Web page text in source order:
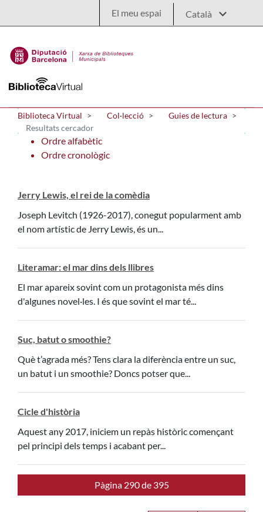
El meu espai
Biblioteca Virtual Col·lecció
Guies de lectura
Resultats cercador
Ordre alfabètic
Ordre cronològic
Jerry Lewis, el rei de la comèdia
Joseph Levitch (1926-2017), conegut popularment amb
el nom artístic de Jerry Lewis, és un...
Literamar: el mar dins dels llibres
El mar apareix sovint com un protagonista més dins
d'algunes novel·les. I és que sovint el mar té...
Suc, batut o smoothie?
Què t’agrada més? Tens clara la diferència entre un suc,
un batut i un smoothie? Doncs potser que...
Cicle d'història
Aquest any 2017, iniciem un repàs històric començant
pel principi dels temps i acabant per...
Pàgina 290 de 395